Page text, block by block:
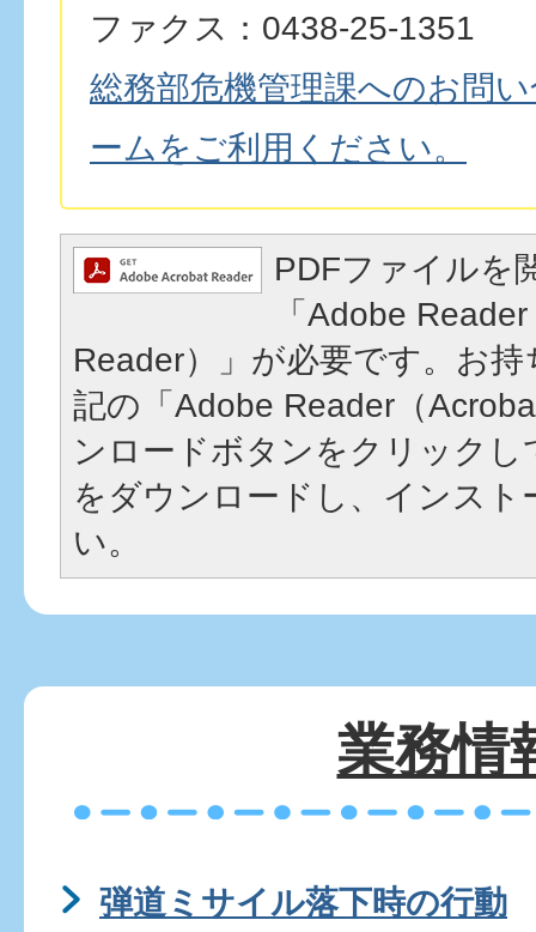
ファクス：0438-25-1351
総務部危機管理課へのお問
ームをご利用ください。
PDFファイルを
「Adobe
Reader）」が必要です。お
記の「Adobe Reader（
ンロードボタンをクリック
をダウンロードし、インスト
い。
業務情
弾道ミサイル落下時の行動